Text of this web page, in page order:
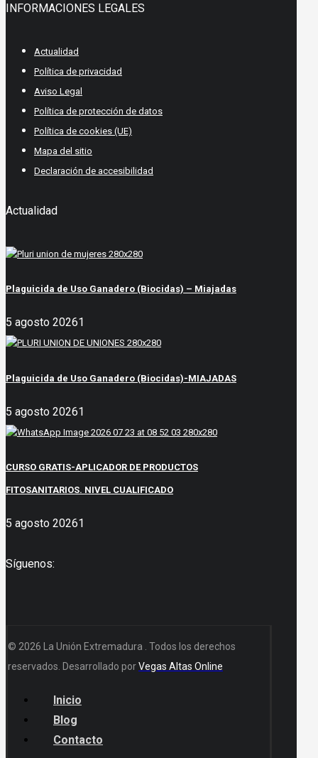
INFORMACIONES LEGALES
Actualidad
Política de privacidad
Aviso Legal
Política de protección de datos
Política de cookies (UE)
Mapa del sitio
Declaración de accesibilidad
Actualidad
Plaguicida de Uso Ganadero (Biocidas) – Miajadas
5 agosto 20261
Plaguicida de Uso Ganadero (Biocidas)-MIAJADAS
5 agosto 20261
CURSO GRATIS-APLICADOR DE PRODUCTOS
FITOSANITARIOS. NIVEL CUALIFICADO
5 agosto 20261
Síguenos:
© 2026 La Unión Extremadura . Todos los derechos
reservados. Desarrollado porVegas Altas Online
Inicio
Blog
Contacto